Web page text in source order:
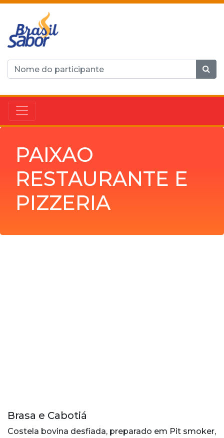
PAIXAO
RESTAURANTE E
PIZZERIA
Brasa e Cabotiá
Costela bovina desfiada, preparado em Pit smoker,